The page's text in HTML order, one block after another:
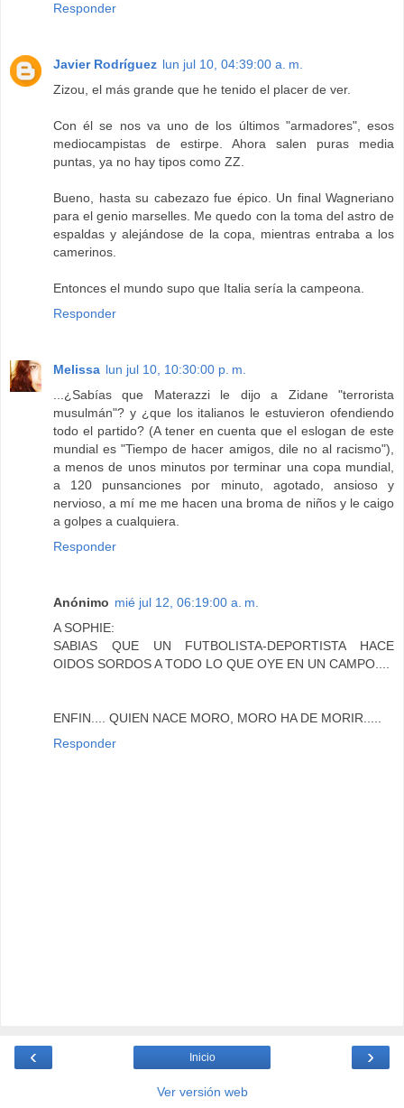
Responder
Javier Rodríguez lun jul 10, 04:39:00 a. m.
Zizou, el más grande que he tenido el placer de ver.
Con él se nos va uno de los últimos "armadores", esos
mediocampistas de estirpe. Ahora salen puras media
puntas, ya no hay tipos como ZZ.
Bueno, hasta su cabezazo fue épico. Un final Wagneriano
para el genio marselles. Me quedo con la toma del astro de
espaldas y alejándose de la copa, mientras entraba a los
camerinos.
Entonces el mundo supo que Italia sería la campeona.
Responder
Melissa lun jul 10, 10:30:00 p. m.
...¿Sabías que Materazzi le dijo a Zidane "terrorista
musulmán"? y ¿que los italianos le estuvieron ofendiendo
todo el partido? (A tener en cuenta que el eslogan de este
mundial es "Tiempo de hacer amigos, dile no al racismo"),
a menos de unos minutos por terminar una copa mundial,
a 120 punsanciones por minuto, agotado, ansioso y
nervioso, a mí me me hacen una broma de niños y le caigo
a golpes a cualquiera.
Responder
Anónimo mié jul 12, 06:19:00 a. m.
A SOPHIE:
SABIAS QUE UN FUTBOLISTA-DEPORTISTA HACE
OIDOS SORDOS A TODO LO QUE OYE EN UN CAMPO....
ENFIN.... QUIEN NACE MORO, MORO HA DE MORIR.....
Responder
‹ ›
Inicio
Ver versión web